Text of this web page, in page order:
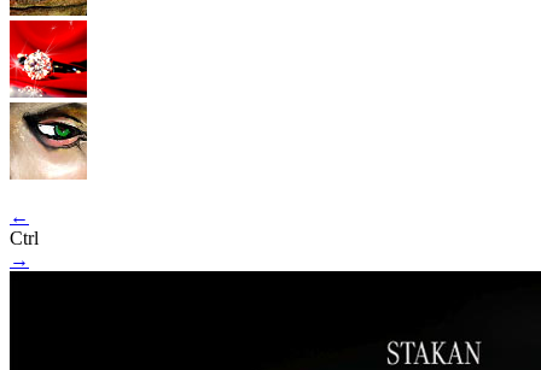
←
Ctrl
→